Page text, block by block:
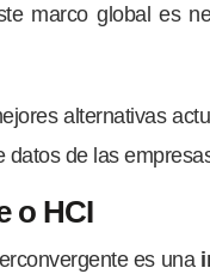
marco global es
alternativas
datos de las
o HCI
es una